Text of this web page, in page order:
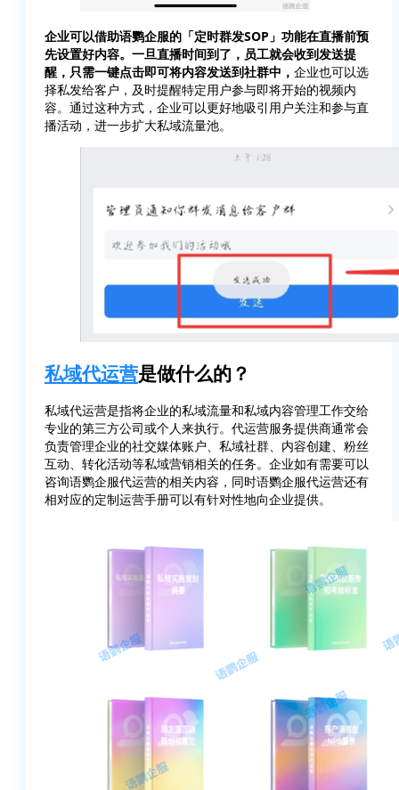
企业可以借助语鹦企服的「定时群发SOP」功能在直播前预
先设置好内容。一旦直播时间到了，员工就会收到发送提
醒，只需一键点击即可将内容发送到社群中， 企业也可以选
择私发给客户，及时提醒特定用户参与即将开始的视频内
容。通过这种方式，企业可以更好地吸引用户关注和参与直
播活动，进一步扩大私域流量池。
私域代运营是做什么的？
私域代运营是指将企业的私域流量和私域内容管理工作交给
专业的第三方公司或个人来执行。代运营服务提供商通常会
负责管理企业的社交媒体账户、私域社群、内容创建、粉丝
互动、转化活动等私域营销相关的任务。企业如有需要可以
咨询语鹦企服代运营的相关内容，同时语鹦企服代运营还有
相对应的定制运营手册可以有针对性地向企业提供。